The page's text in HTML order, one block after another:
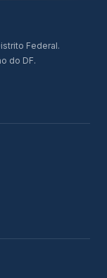
Federal.
do DF.